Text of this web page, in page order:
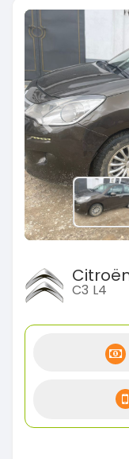
Previous
C3 L4